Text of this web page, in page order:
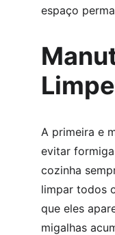
espaço
A primeira e
evitar
cozinha
limpar todos
que eles
migalhas